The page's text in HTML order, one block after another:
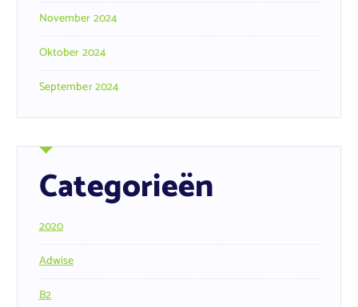
November 2024
Oktober 2024
September 2024
Categorieën
2020
Adwise
B2